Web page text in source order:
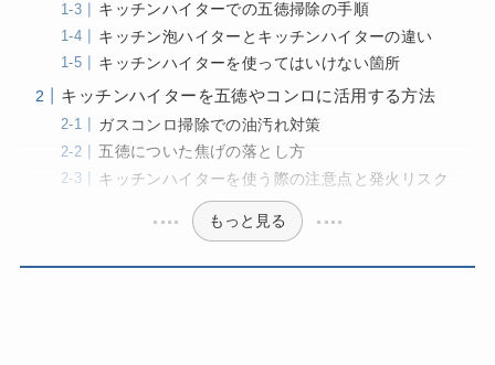
キッチンハイターでの五徳掃除の手順
キッチン泡ハイターとキッチンハイターの違い
キッチンハイターを使ってはいけない箇所
キッチンハイターを五徳やコンロに活用する方法
ガスコンロ掃除での油汚れ対策
五徳についた焦げの落とし方
キッチンハイターを使う際の注意点と発火リスク
もっと見る